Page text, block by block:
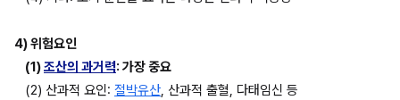
4) 위험요인
(1) 조산의 과거력: 가장 중요
(2) 산과적 요인: 절박유산, 산과적 출혈, 다태임신 등